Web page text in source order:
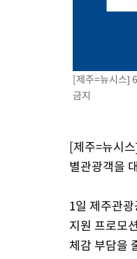
[제주=뉴시스]
금지
[제주=뉴시
별관광객을
1일 제주관
지원 프로모
체감 부담을